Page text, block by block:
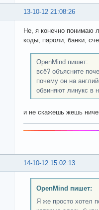
13-10-12 21:08:26
Не, я конечно понимаю
коды, пароли, банки,
OpenMind пишет:
всё? объясните
почему он на
обвиняют линукс в
и не скажешь жешь
14-10-12 15:02:13
OpenMind пишет:
Я же просто хотел